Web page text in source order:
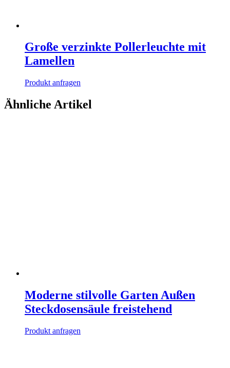
Große verzinkte Pollerleuchte mit
Lamellen
Produkt anfragen
Ähnliche Artikel
Moderne stilvolle Garten Außen
Steckdosensäule freistehend
Produkt anfragen